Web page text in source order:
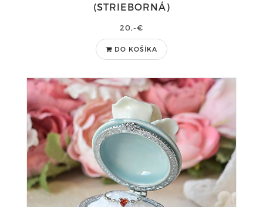
(STRIEBORNÁ)
20,-€
DO KOŠÍKA